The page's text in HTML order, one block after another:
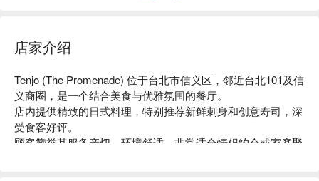
店家介绍
Tenjo (The Promenade) 位于台北市信义区，邻近台北101及信
义商圈，是一个结合美食与优雅氛围的餐厅。
店内提供精致的日式料理，特别推荐新鲜刺身和创意寿司，深
受食客好评。
顾客赞誉其服务亲切、环境舒适，非常适合情侣约会或家庭聚